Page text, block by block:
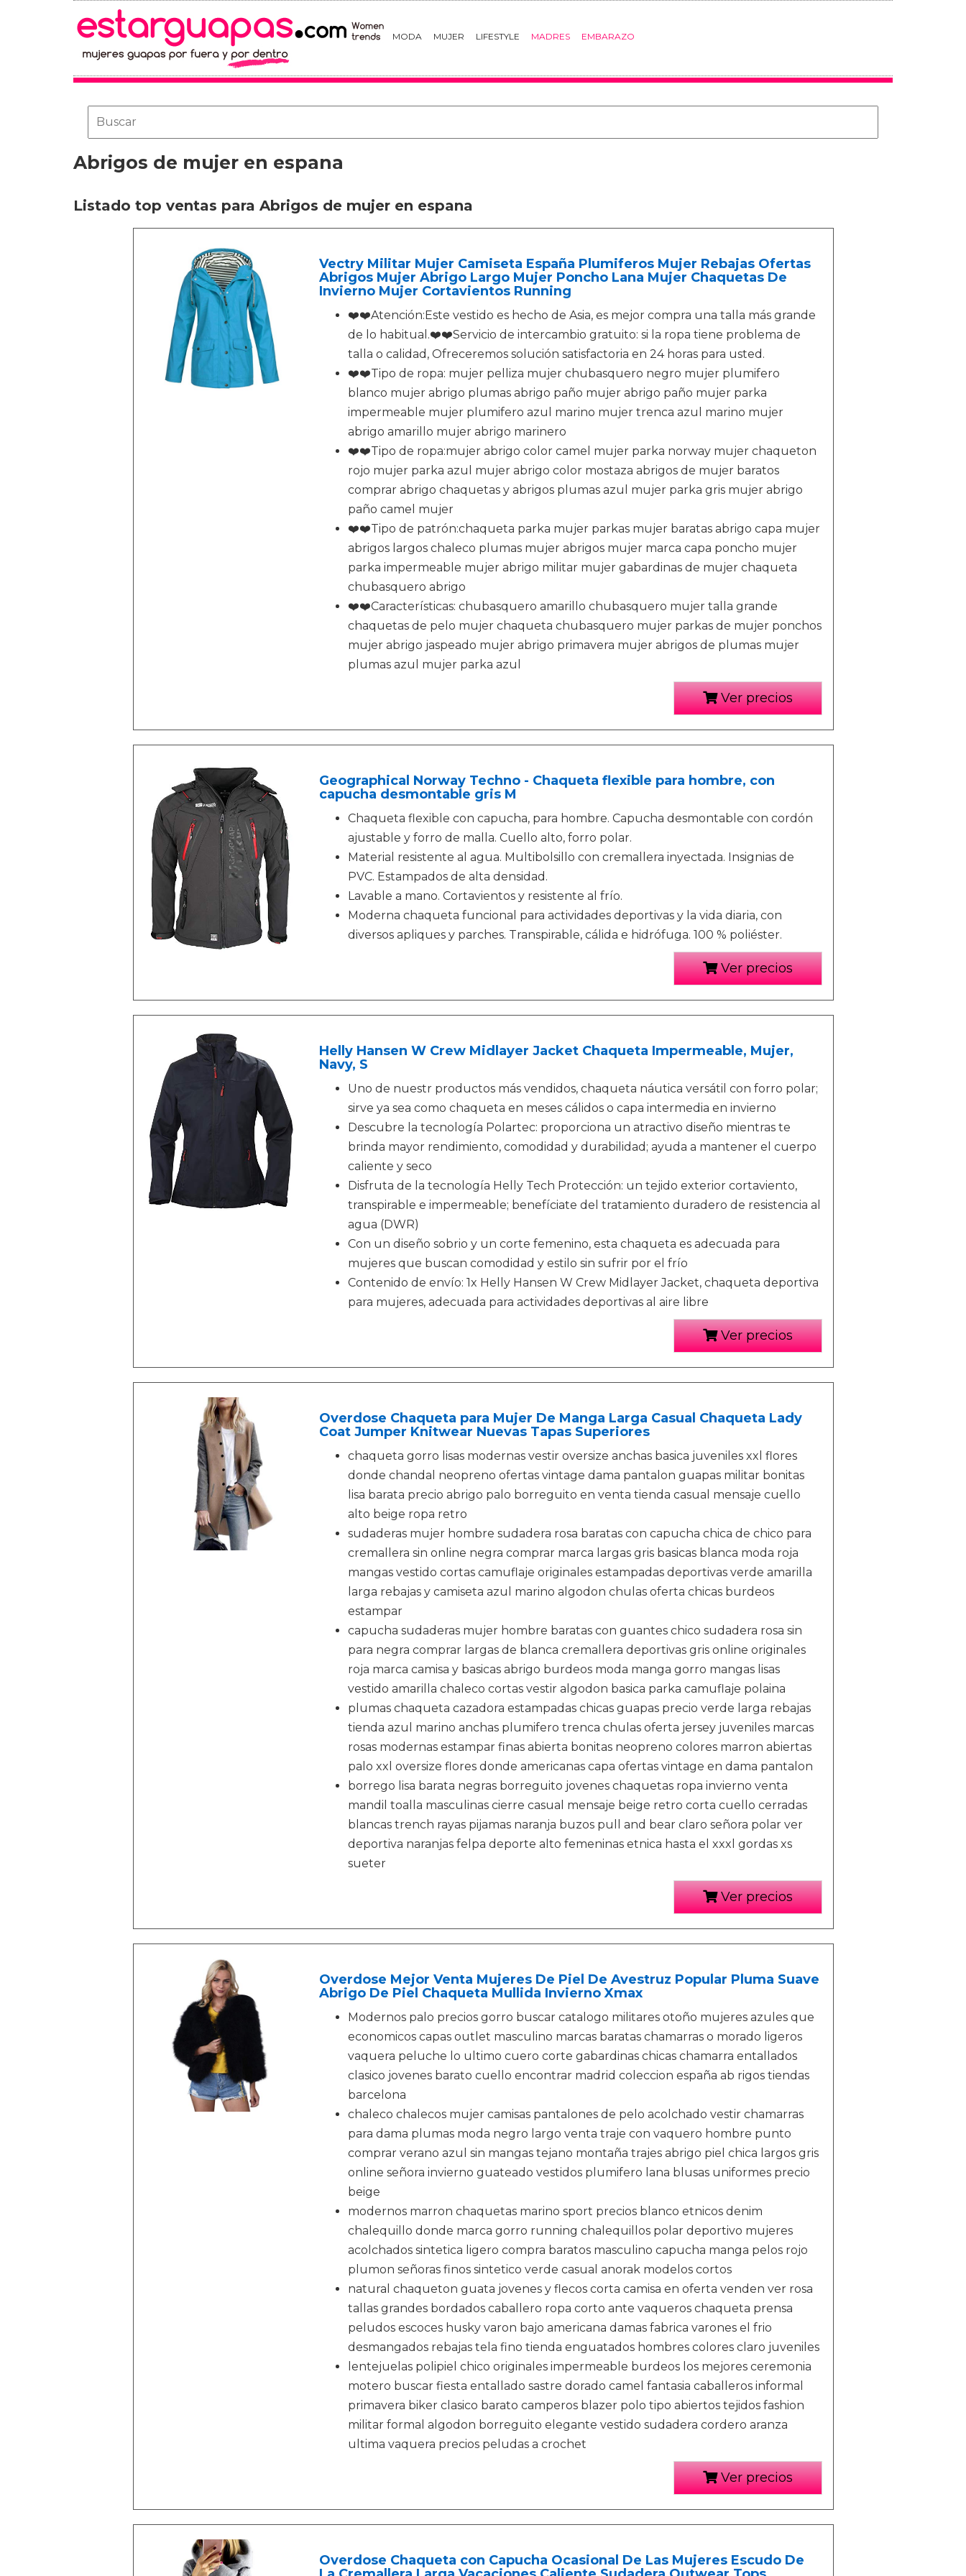
MODA MUJER LIFESTYLE MADRES EMBARAZO
Abrigos de mujer en espana
Listado top ventas para Abrigos de mujer en espana
Vectry Militar Mujer Camiseta España Plumiferos Mujer Rebajas Ofertas
Abrigos Mujer Abrigo Largo Mujer Poncho Lana Mujer Chaquetas De
Invierno Mujer Cortavientos Running
❤️❤️Atención:Este vestido es hecho de Asia, es mejor compra una talla más grande
de lo habitual.❤️❤️Servicio de intercambio gratuito: si la ropa tiene problema de
talla o calidad, Ofreceremos solución satisfactoria en 24 horas para usted.
❤️❤️Tipo de ropa: mujer pelliza mujer chubasquero negro mujer plumifero
blanco mujer abrigo plumas abrigo paño mujer abrigo paño mujer parka
impermeable mujer plumifero azul marino mujer trenca azul marino mujer
abrigo amarillo mujer abrigo marinero
❤️❤️Tipo de ropa:mujer abrigo color camel mujer parka norway mujer chaqueton
rojo mujer parka azul mujer abrigo color mostaza abrigos de mujer baratos
comprar abrigo chaquetas y abrigos plumas azul mujer parka gris mujer abrigo
paño camel mujer
❤️❤️Tipo de patrón:chaqueta parka mujer parkas mujer baratas abrigo capa mujer
abrigos largos chaleco plumas mujer abrigos mujer marca capa poncho mujer
parka impermeable mujer abrigo militar mujer gabardinas de mujer chaqueta
chubasquero abrigo
❤️❤️Características: chubasquero amarillo chubasquero mujer talla grande
chaquetas de pelo mujer chaqueta chubasquero mujer parkas de mujer ponchos
mujer abrigo jaspeado mujer abrigo primavera mujer abrigos de plumas mujer
plumas azul mujer parka azul
Ver precios
Geographical Norway Techno - Chaqueta flexible para hombre, con
capucha desmontable gris M
Chaqueta flexible con capucha, para hombre. Capucha desmontable con cordón
ajustable y forro de malla. Cuello alto, forro polar.
Material resistente al agua. Multibolsillo con cremallera inyectada. Insignias de
PVC. Estampados de alta densidad.
Lavable a mano. Cortavientos y resistente al frío.
Moderna chaqueta funcional para actividades deportivas y la vida diaria, con
diversos apliques y parches. Transpirable, cálida e hidrófuga. 100 % poliéster.
Ver precios
Helly Hansen W Crew Midlayer Jacket Chaqueta Impermeable, Mujer,
Navy, S
Uno de nuestr productos más vendidos, chaqueta náutica versátil con forro polar;
sirve ya sea como chaqueta en meses cálidos o capa intermedia en invierno
Descubre la tecnología Polartec: proporciona un atractivo diseño mientras te
brinda mayor rendimiento, comodidad y durabilidad; ayuda a mantener el cuerpo
caliente y seco
Disfruta de la tecnología Helly Tech Protección: un tejido exterior cortaviento,
transpirable e impermeable; benefíciate del tratamiento duradero de resistencia al
agua (DWR)
Con un diseño sobrio y un corte femenino, esta chaqueta es adecuada para
mujeres que buscan comodidad y estilo sin sufrir por el frío
Contenido de envío: 1x Helly Hansen W Crew Midlayer Jacket, chaqueta deportiva
para mujeres, adecuada para actividades deportivas al aire libre
Ver precios
Overdose Chaqueta para Mujer De Manga Larga Casual Chaqueta Lady
Coat Jumper Knitwear Nuevas Tapas Superiores
chaqueta gorro lisas modernas vestir oversize anchas basica juveniles xxl flores
donde chandal neopreno ofertas vintage dama pantalon guapas militar bonitas
lisa barata precio abrigo palo borreguito en venta tienda casual mensaje cuello
alto beige ropa retro
sudaderas mujer hombre sudadera rosa baratas con capucha chica de chico para
cremallera sin online negra comprar marca largas gris basicas blanca moda roja
mangas vestido cortas camuflaje originales estampadas deportivas verde amarilla
larga rebajas y camiseta azul marino algodon chulas oferta chicas burdeos
estampar
capucha sudaderas mujer hombre baratas con guantes chico sudadera rosa sin
para negra comprar largas de blanca cremallera deportivas gris online originales
roja marca camisa y basicas abrigo burdeos moda manga gorro mangas lisas
vestido amarilla chaleco cortas vestir algodon basica parka camuflaje polaina
plumas chaqueta cazadora estampadas chicas guapas precio verde larga rebajas
tienda azul marino anchas plumifero trenca chulas oferta jersey juveniles marcas
rosas modernas estampar finas abierta bonitas neopreno colores marron abiertas
palo xxl oversize flores donde americanas capa ofertas vintage en dama pantalon
borrego lisa barata negras borreguito jovenes chaquetas ropa invierno venta
mandil toalla masculinas cierre casual mensaje beige retro corta cuello cerradas
blancas trench rayas pijamas naranja buzos pull and bear claro señora polar ver
deportiva naranjas felpa deporte alto femeninas etnica hasta el xxxl gordas xs
sueter
Ver precios
Overdose Mejor Venta Mujeres De Piel De Avestruz Popular Pluma Suave
Abrigo De Piel Chaqueta Mullida Invierno Xmax
Modernos palo precios gorro buscar catalogo militares otoño mujeres azules que
economicos capas outlet masculino marcas baratas chamarras o morado ligeros
vaquera peluche lo ultimo cuero corte gabardinas chicas chamarra entallados
clasico jovenes barato cuello encontrar madrid coleccion españa ab rigos tiendas
barcelona
chaleco chalecos mujer camisas pantalones de pelo acolchado vestir chamarras
para dama plumas moda negro largo venta traje con vaquero hombre punto
comprar verano azul sin mangas tejano montaña trajes abrigo piel chica largos gris
online señora invierno guateado vestidos plumifero lana blusas uniformes precio
beige
modernos marron chaquetas marino sport precios blanco etnicos denim
chalequillo donde marca gorro running chalequillos polar deportivo mujeres
acolchados sintetica ligero compra baratos masculino capucha manga pelos rojo
plumon señoras finos sintetico verde casual anorak modelos cortos
natural chaqueton guata jovenes y flecos corta camisa en oferta venden ver rosa
tallas grandes bordados caballero ropa corto ante vaqueros chaqueta prensa
peludos escoces husky varon bajo americana damas fabrica varones el frio
desmangados rebajas tela fino tienda enguatados hombres colores claro juveniles
lentejuelas polipiel chico originales impermeable burdeos los mejores ceremonia
motero buscar fiesta entallado sastre dorado camel fantasia caballeros informal
primavera biker clasico barato camperos blazer polo tipo abiertos tejidos fashion
militar formal algodon borreguito elegante vestido sudadera cordero aranza
ultima vaquera precios peludas a crochet
Ver precios
Overdose Chaqueta con Capucha Ocasional De Las Mujeres Escudo De